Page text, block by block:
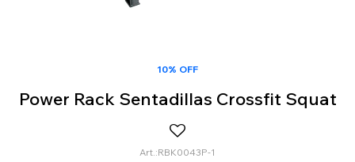
10% OFF
Power Rack Sentadillas Crossfit Squat
RBK0043P-1